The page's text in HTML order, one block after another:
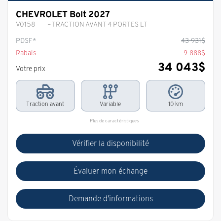
CHEVROLET Bolt 2027
V0158
– TRACTION AVANT 4 PORTES LT
PDSF*
43 931$
Rabais
9 888$
Votre prix
34 043$
Traction avant Variable 10 km
Plus de caractéristiques
Vérifier la disponibilité
Évaluer mon échange
Demande d'informations